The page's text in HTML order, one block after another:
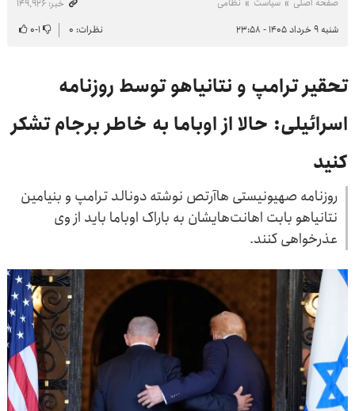
خبر: ۱۴۹٬۹۲۶
شنبه ۹ خرداد ۱۴۰۵ - ۲۳:۵۸
نظرات: ۰ ۱-۰
تحقیر ترامپ و نتانیاهو توسط روزنامه
اسرائیلی: حالا از اوباما به خاطر برجام تشکر
کنید
روزنامه صهیونیستی هاآرتص نوشته دونالد ترامپ و بنیامین
نتانیاهو بابت اهانت‌هایشان به باراک اوباما باید از وی
عذرخواهی کنند.